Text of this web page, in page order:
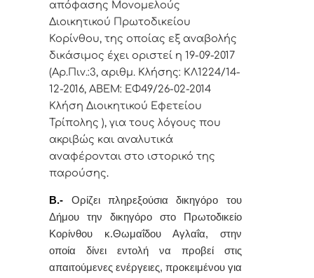
απόφασης Μονομελούς
Διοικητικού Πρωτοδικείου
Κορίνθου, της οποίας εξ αναβολής
δικάσιμος έχει οριστεί η 19-09-2017
(Αρ.Πιν.:3, αριθμ. Κλήσης: ΚΛ1224/14-
12-2016, ΑΒΕΜ: ΕΦ49/26-02-2014
Κλήση Διοικητικού Εφετείου
Τρίπολης ), για τους λόγους που
ακριβώς και αναλυτικά
αναφέρονται στο ιστορικό της
παρούσης.
Β.- Ορίζει πληρεξούσια δικηγόρο του
Δήμου την δικηγόρο στο Πρωτοδικείο
Κορίνθου κ.Θωμαΐδου Αγλαΐα, στην
οποία δίνει εντολή να προβεί στις
απαιτούμενες ενέργειες, προκειμένου για